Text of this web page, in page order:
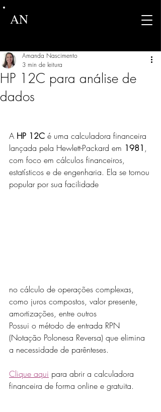
AN
HP 12C para análise de
dados
Amanda Nascimento
3 min de leitura
A HP 12C é uma calculadora financeira
lançada pela Hewlett-Packard em 1981 ,
com foco em cálculos financeiros,
estatísticos e de engenharia. Ela se tornou
popular por sua facilidade
no cálculo de operações complexas,
como juros compostos, valor presente,
amortizações, entre outros
Possui o método de entrada RPN
(Notação Polonesa Reversa) que elimina
a necessidade de parênteses.
Clique aqui para abrir a calculadora
financeira de forma online e gratuita.